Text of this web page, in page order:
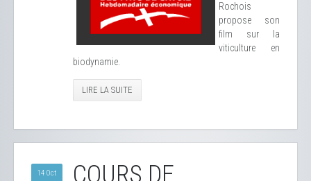
Rochois
propose son
film sur la
viticulture en
biodynamie.
LIRE LA SUITE
14 Oct
COURS DE